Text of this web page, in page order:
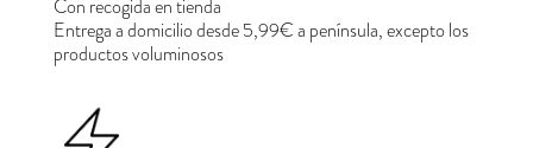
Con recogida en tienda
Entrega a domicilio desde 5,99€ a península, excepto los
productos voluminosos